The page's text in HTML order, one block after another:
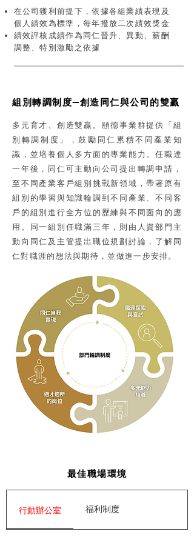
在公司獲利前提下，依據各組業績表現及
個人績效為標準，每年撥放二次績效獎金
績效評核成績作為同仁晉升、異動、薪酬
調整、特別激勵之依據
組別轉調制度—創造同仁與公司的雙贏
多元育才、創造雙贏。頤德事業群提供「組
別轉調制度」，鼓勵同仁累積不同產業知
識，並培養個人多方面的專業能力。任職達
一年後，同仁可主動向公司提出轉調申請，
至不同產業客戶組別挑戰新領域，帶著原有
組別的學習與知識輪調到不同產業、不同客
戶的組別進行全方位的歷練與不同面向的應
用。同一組別任職滿三年，則由人資部門主
動向同仁及主管提出職位規劃討論，了解同
仁對職涯的想法與期待，並做進一步安排。
最佳職場環境
行動辦公室 福利制度